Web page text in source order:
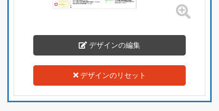
デザインの編集
デザインのリセット